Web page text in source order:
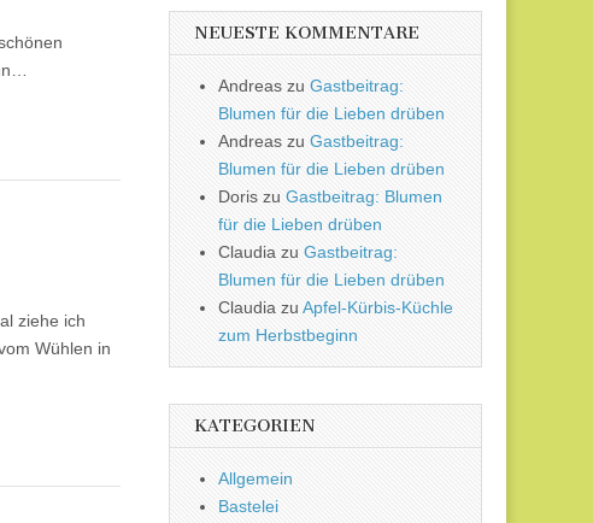
ziehe ich
Wühlen in
NEUESTE KOMMENTARE
Andreas zu Gastbeitrag:
Blumen für die Lieben drüben
Andreas zu Gastbeitrag:
Blumen für die Lieben drüben
Doris zu Gastbeitrag: Blumen
für die Lieben drüben
Claudia zu Gastbeitrag:
Blumen für die Lieben drüben
Claudia zu Apfel-Kürbis-Küchle
zum Herbstbeginn
KATEGORIEN
Allgemein
Bastelei